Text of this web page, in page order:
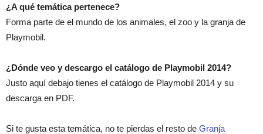
¿A qué temática pertenece?
Forma parte de el mundo de los animales, el zoo y la granja de
Playmobil.
¿Dónde veo y descargo el catálogo de Playmobil 2014?
Justo aquí debajo tienes el catálogo de Playmobil 2014 y su
descarga en PDF.
Si te gusta esta temática, no te pierdas el resto de Granja